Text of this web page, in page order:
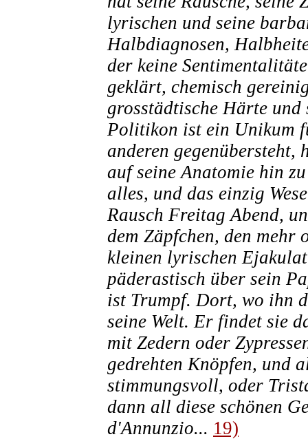
lyrischen und seine
Halbdiagnosen,
der keine
geklärt, chemisch
grosstädtische Härte
Politikon ist ein Unikum
anderen
auf seine Anatomie hin
alles, und das einzig
Rausch Freitag Abend,
dem Zäpfchen, den mehr
kleinen lyrischen
päderastisch über sein
ist Trumpf. Dort, wo ihn
seine Welt. Er findet sie
mit Zedern oder
gedrehten Knöpfen, und
stimmungsvoll, oder
dann all diese schönen
d'Annunzio... 19)